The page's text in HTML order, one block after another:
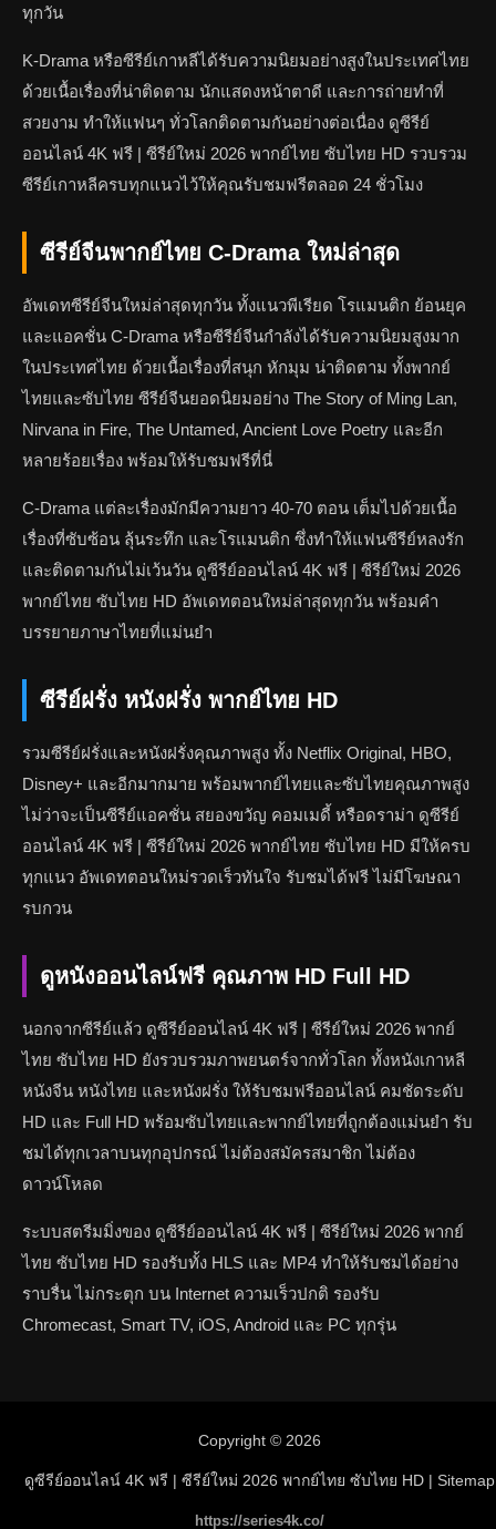
ทุกวัน
K-Drama หรือซีรีย์เกาหลีได้รับความนิยมอย่างสูงในประเทศไทย
ด้วยเนื้อเรื่องที่น่าติดตาม นักแสดงหน้าตาดี และการถ่ายทำที่
สวยงาม ทำให้แฟนๆ ทั่วโลกติดตามกันอย่างต่อเนื่อง ดูซีรีย์
ออนไลน์ 4K ฟรี | ซีรีย์ใหม่ 2026 พากย์ไทย ซับไทย HD รวบรวม
ซีรีย์เกาหลีครบทุกแนวไว้ให้คุณรับชมฟรีตลอด 24 ชั่วโมง
ซีรีย์จีนพากย์ไทย C-Drama ใหม่ล่าสุด
อัพเดทซีรีย์จีนใหม่ล่าสุดทุกวัน ทั้งแนวพีเรียด โรแมนติก ย้อนยุค
และแอคชั่น C-Drama หรือซีรีย์จีนกำลังได้รับความนิยมสูงมาก
ในประเทศไทย ด้วยเนื้อเรื่องที่สนุก หักมุม น่าติดตาม ทั้งพากย์
ไทยและซับไทย ซีรีย์จีนยอดนิยมอย่าง The Story of Ming Lan,
Nirvana in Fire, The Untamed, Ancient Love Poetry และอีก
หลายร้อยเรื่อง พร้อมให้รับชมฟรีที่นี่
C-Drama แต่ละเรื่องมักมีความยาว 40-70 ตอน เต็มไปด้วยเนื้อ
เรื่องที่ซับซ้อน ลุ้นระทึก และโรแมนติก ซึ่งทำให้แฟนซีรีย์หลงรัก
และติดตามกันไม่เว้นวัน ดูซีรีย์ออนไลน์ 4K ฟรี | ซีรีย์ใหม่ 2026
พากย์ไทย ซับไทย HD อัพเดทตอนใหม่ล่าสุดทุกวัน พร้อมคำ
บรรยายภาษาไทยที่แม่นยำ
ซีรีย์ฝรั่ง หนังฝรั่ง พากย์ไทย HD
รวมซีรีย์ฝรั่งและหนังฝรั่งคุณภาพสูง ทั้ง Netflix Original, HBO,
Disney+ และอีกมากมาย พร้อมพากย์ไทยและซับไทยคุณภาพสูง
ไม่ว่าจะเป็นซีรีย์แอคชั่น สยองขวัญ คอมเมดี้ หรือดราม่า ดูซีรีย์
ออนไลน์ 4K ฟรี | ซีรีย์ใหม่ 2026 พากย์ไทย ซับไทย HD มีให้ครบ
ทุกแนว อัพเดทตอนใหม่รวดเร็วทันใจ รับชมได้ฟรี ไม่มีโฆษณา
รบกวน
ดูหนังออนไลน์ฟรี คุณภาพ HD Full HD
นอกจากซีรีย์แล้ว ดูซีรีย์ออนไลน์ 4K ฟรี | ซีรีย์ใหม่ 2026 พากย์
ไทย ซับไทย HD ยังรวบรวมภาพยนตร์จากทั่วโลก ทั้งหนังเกาหลี
หนังจีน หนังไทย และหนังฝรั่ง ให้รับชมฟรีออนไลน์ คมชัดระดับ
HD และ Full HD พร้อมซับไทยและพากย์ไทยที่ถูกต้องแม่นยำ รับ
ชมได้ทุกเวลาบนทุกอุปกรณ์ ไม่ต้องสมัครสมาชิก ไม่ต้อง
ดาวน์โหลด
ระบบสตรีมมิ่งของ ดูซีรีย์ออนไลน์ 4K ฟรี | ซีรีย์ใหม่ 2026 พากย์
ไทย ซับไทย HD รองรับทั้ง HLS และ MP4 ทำให้รับชมได้อย่าง
ราบรื่น ไม่กระตุก บน Internet ความเร็วปกติ รองรับ
Chromecast, Smart TV, iOS, Android และ PC ทุกรุ่น
Copyright © 2026
ดูซีรีย์ออนไลน์ 4K ฟรี | ซีรีย์ใหม่ 2026 พากย์ไทย ซับไทย HD | Sitemap
https://series4k.co/